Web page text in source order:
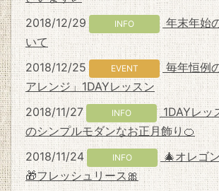
2018/12/29
INFO
年末年始
いて
2018/12/25
EVENT
毎年恒例
アレンジ」1DAYレッスン
2018/11/27
INFO
1DAYレッ
のシンプルモダンなお正月飾り🍊
2018/11/24
INFO
🎄オレゴ
🎁フレッシュリース🎀